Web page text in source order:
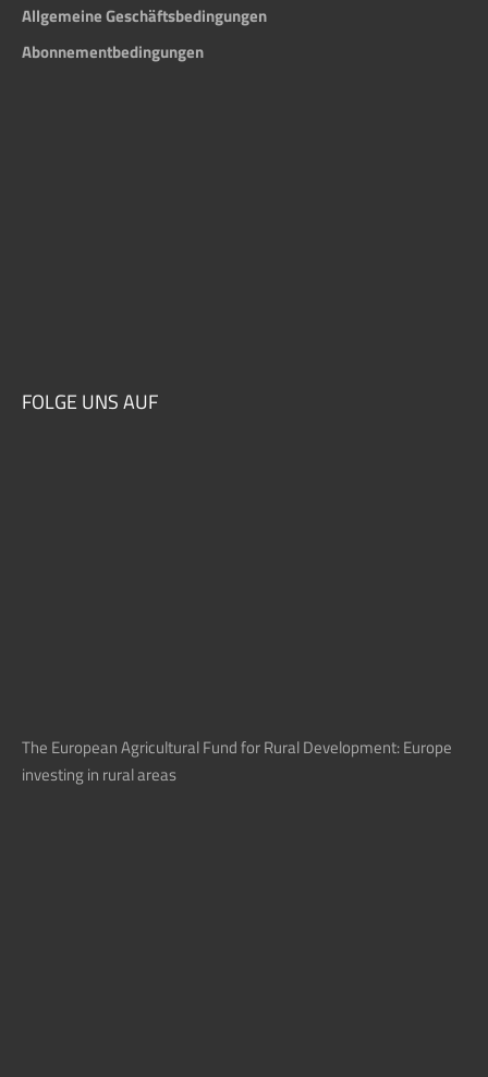
Allgemeine Geschäftsbedingungen
Abonnementbedingungen
FOLGE UNS AUF
The European Agricultural Fund for Rural Development: Europe
investing in rural areas